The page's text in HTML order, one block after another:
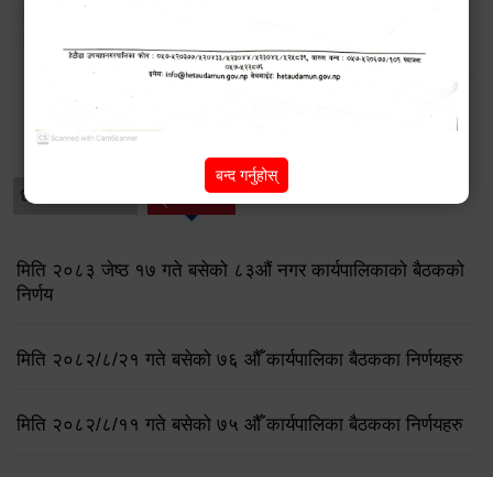
उपमहानगरपालिका
विशेष विवरणहरु
धार्मिक/पर्यटन प्रेस नोट
मिति २०८३ जेष्ठ १७ गते बसेको ८३औं नगर कार्यपालिकाको बैठकको
निर्णय
मिति २०८२/८/२१ गते बसेको ७६ औँ कार्यपालिका बैठकका निर्णयहरु
मिति २०८२/८/११ गते बसेको ७५ औँ कार्यपालिका बैठकका निर्णयहरु
बन्द गर्नुहोस्